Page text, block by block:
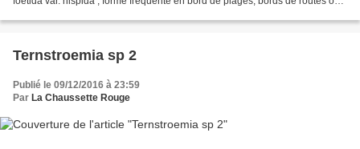
Ternstroemia sp 2
Publié le 09/12/2016 à 23:59
Par La Chaussette Rouge